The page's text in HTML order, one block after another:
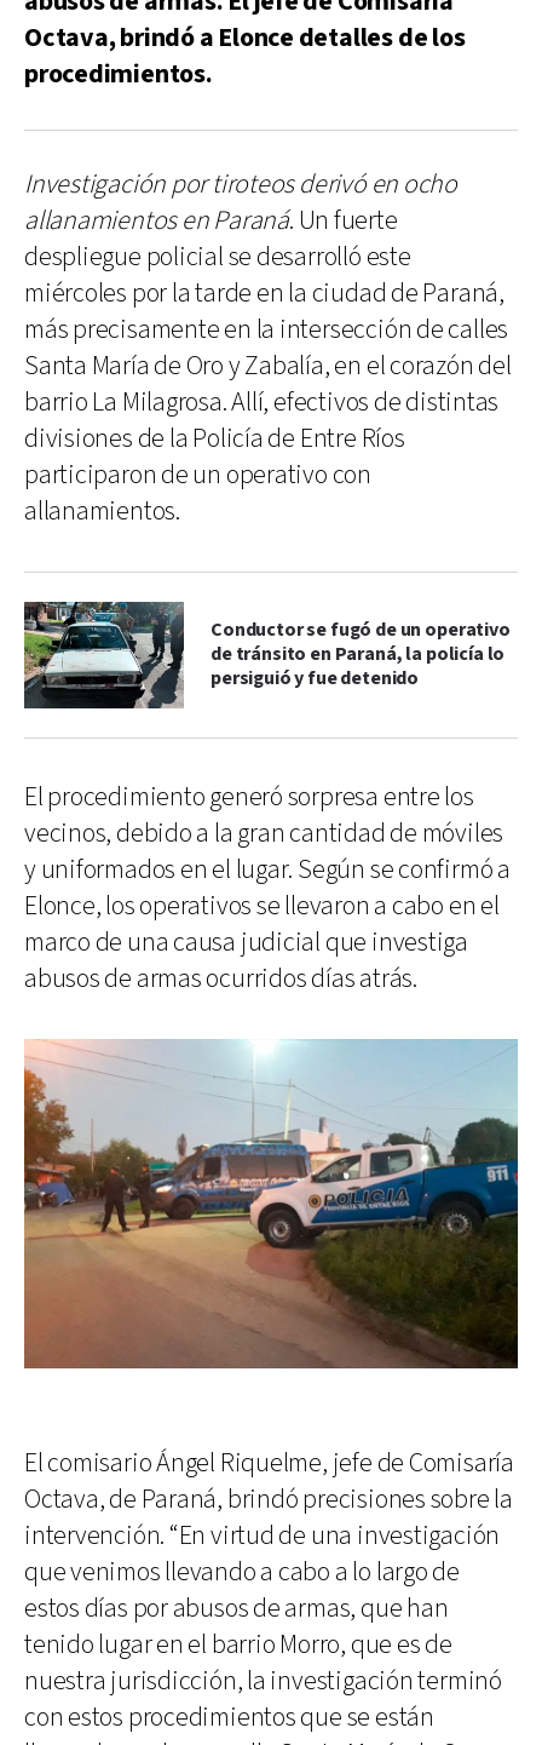
Octava, brindó a Elonce detalles de los
procedimientos.
Investigación por tiroteos derivó en ocho
allanamientos en Paraná. Un fuerte
despliegue policial se desarrolló este
miércoles por la tarde en la ciudad de Paraná,
más precisamente en la intersección de calles
Santa María de Oro y Zabalía, en el corazón del
barrio La Milagrosa. Allí, efectivos de distintas
divisiones de la Policía de Entre Ríos
participaron de un operativo con
allanamientos.
Conductor se fugó de un operativo
de tránsito en Paraná, la policía lo
persiguió y fue detenido
El procedimiento generó sorpresa entre los
vecinos, debido a la gran cantidad de móviles
y uniformados en el lugar. Según se confirmó a
Elonce, los operativos se llevaron a cabo en el
marco de una causa judicial que investiga
abusos de armas ocurridos días atrás.
El comisario Ángel Riquelme, jefe de Comisaría
Octava, de Paraná, brindó precisiones sobre la
intervención. “En virtud de una investigación
que venimos llevando a cabo a lo largo de
estos días por abusos de armas, que han
tenido lugar en el barrio Morro, que es de
nuestra jurisdicción, la investigación terminó
con estos procedimientos que se están